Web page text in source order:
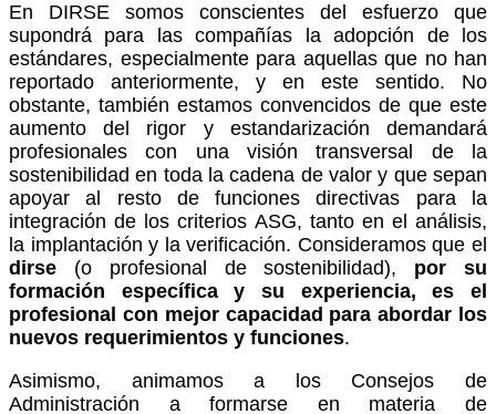
En DIRSE somos conscientes del esfuerzo que
supondrá para las compañías la adopción de los
estándares, especialmente para aquellas que no han
reportado anteriormente, y en este sentido. No
obstante, también estamos convencidos de que este
aumento del rigor y estandarización demandará
profesionales con una visión transversal de la
sostenibilidad en toda la cadena de valor y que sepan
apoyar al resto de funciones directivas para la
integración de los criterios ASG, tanto en el análisis,
la implantación y la verificación. Consideramos que el
dirse (o profesional de sostenibilidad), por su
formación específica y su experiencia, es el
profesional con mejor capacidad para abordar los
nuevos requerimientos y funciones.
Asimismo, animamos a los Consejos de
Administración a formarse en materia de